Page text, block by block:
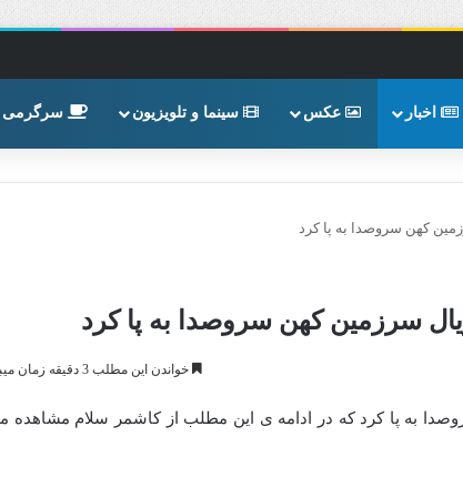
اخبار عکس سینما و تلویزیون سرگرمی
کهن سروصدا به پا کرد
سرزمین کهن سروصدا به پا کرد
خواندن این مطلب 3 دقیقه زمان میبرد
به پا کرد که در ادامه ی این مطلب از کاشمر سلام مشاهده